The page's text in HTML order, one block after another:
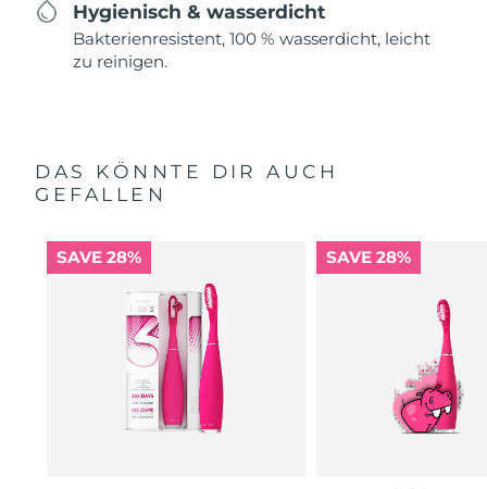
Hygienisch & wasserdicht
Bakterienresistent, 100 % wasserdicht, leicht
zu reinigen.
DAS KÖNNTE DIR AUCH
GEFALLEN
SAVE 28% SAVE 28%